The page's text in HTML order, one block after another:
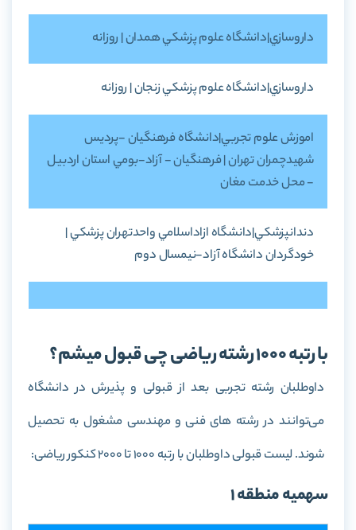
داروسازي|دانشگاه علوم پزشکي همدان | روزانه
داروسازي|دانشگاه علوم پزشکي زنجان | روزانه
اموزش علوم تجربي|دانشگاه فرهنگيان -پرديس
شهيدچمران تهران | فرهنگيان - آزاد-بومي استان اردبيل
- محل خدمت مغان
دندانپزشکي|دانشگاه ازاداسلامي واحدتهران پزشکي |
خودگردان دانشگاه آزاد-نيمسال دوم
با رتبه 1000 رشته ریاضی چی قبول میشم؟
داوطلبان رشته تجربی بعد از قبولی و پذیرش در دانشگاه
می‌توانند در رشته های فنی و مهندسی مشغول به تحصیل
شوند. لیست قبولی داوطلبان با رتبه 1000 تا 2000 کنکور ریاضی:
سهمیه منطقه 1